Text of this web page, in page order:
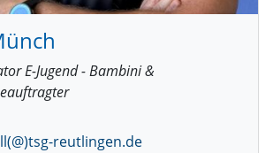
E-Jugend - Bambini &
reutlingen.de